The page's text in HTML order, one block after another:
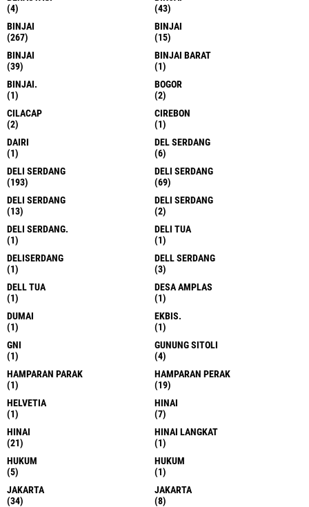
(4)
(43)
BINJAI
(267)
BINJAI
(15)
BINJAI
(39)
BINJAI BARAT
(1)
BINJAI.
(1)
BOGOR
(2)
CILACAP
(2)
CIREBON
(1)
DAIRI
(1)
DEL SERDANG
(6)
DELI SERDANG
(193)
DELI SERDANG
(69)
DELI SERDANG
(13)
DELI SERDANG
(2)
DELI SERDANG.
(1)
DELI TUA
(1)
DELISERDANG
(1)
DELL SERDANG
(3)
DELL TUA
(1)
DESA AMPLAS
(1)
DUMAI
(1)
EKBIS.
(1)
GNI
(1)
GUNUNG SITOLI
(4)
HAMPARAN PARAK
(1)
HAMPARAN PERAK
(19)
HELVETIA
(1)
HINAI
(7)
HINAI
(21)
HINAI LANGKAT
(1)
HUKUM
(5)
HUKUM
(1)
JAKARTA
(34)
JAKARTA
(8)